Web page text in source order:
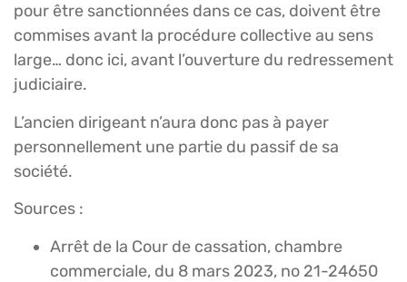
pour être sanctionnées dans ce cas, doivent être
commises avant la procédure collective au sens
large… donc ici, avant l’ouverture du redressement
judiciaire.
L’ancien dirigeant n’aura donc pas à payer
personnellement une partie du passif de sa
société.
Sources :
Arrêt de la Cour de cassation, chambre
commerciale, du 8 mars 2023, no 21-24650